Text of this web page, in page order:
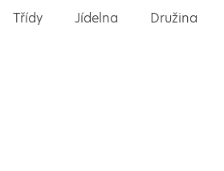
Třídy Jídelna Družina